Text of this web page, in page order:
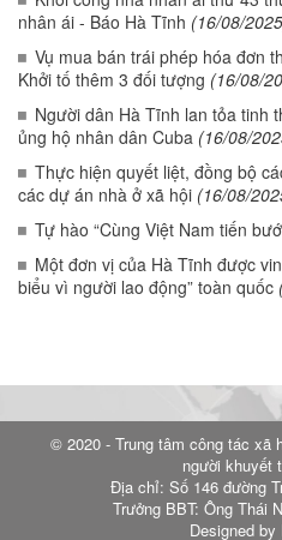
nhân ái - Báo Hà Tĩnh (16/08/
Vụ mua bán trái phép hóa đơn
Khởi tố thêm 3 đối tượng (16/08/
Người dân Hà Tĩnh lan tỏa tinh
ủng hộ nhân dân Cuba (16/08/
Thực hiện quyết liệt, đồng bộ
các dự án nhà ở xã hội (16/08/
Tự hào “Cùng Việt Nam tiến
Một đơn vị của Hà Tĩnh được
biểu vì người lao động” toàn quốc
© 2020 - Trung tâm công tác xã
người khuyết
Địa chỉ: Số 146 đường
Trưởng BBT: Ông Thái
Designed by